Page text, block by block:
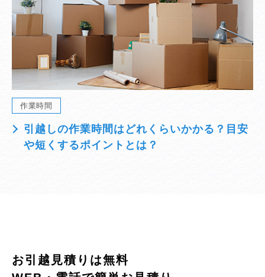
作業時間
引越しの作業時間はどれくらいかかる？目安
や短くするポイントとは？
お引越見積りは無料